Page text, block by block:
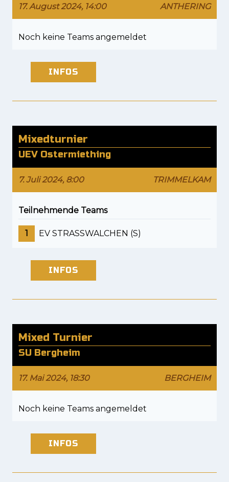
17. August 2024, 14:00 ANTHERING
Noch keine Teams angemeldet
INFOS
Mixedturnier
UEV Ostermiething
7. Juli 2024, 8:00 TRIMMELKAM
Teilnehmende Teams
1 EV STRASSWALCHEN (S)
INFOS
Mixed Turnier
SU Bergheim
17. Mai 2024, 18:30 BERGHEIM
Noch keine Teams angemeldet
INFOS